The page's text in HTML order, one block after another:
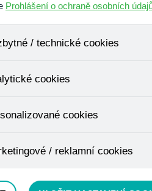
Prohlášení o ochraně osobních
/ technické cookies
jiné k ukládání produktů v
cookies
údaje, protože
cookies
nim můžeme nabídku přímo
/ reklamní cookies